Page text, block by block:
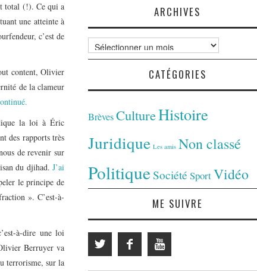
total (!). Ce qui a
une atteinte à
c’est de
content, Olivier
de la clameur
la loi à Éric
des rapports très
de revenir sur
du djihad. J’ai
le principe de
». C’est-à-
à-dire une loi
Berruyer va
terrorisme, sur la
ARCHIVES
Archives
CATÉGORIES
BrèvesCultureHistoire
Juridique Les amis Non classé
PolitiqueSociété SportVidéo
ME SUIVRE